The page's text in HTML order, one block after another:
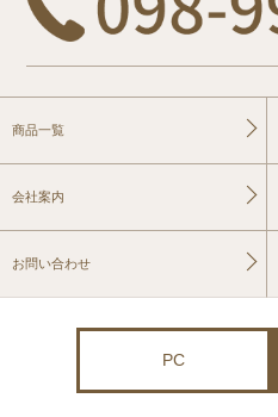
商品一覧
会社案内
お問い合わせ
PC